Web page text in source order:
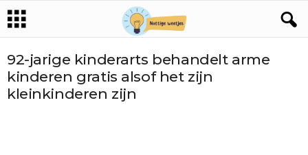
92-jarige kinderarts behandelt arme
kinderen gratis alsof het zijn
kleinkinderen zijn